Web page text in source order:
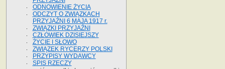
ODNOWIENIE ŻYCIA
ODCZYT O ZWIĄZKACH
PRZYJAŹNI 6 MAJA 1917 r.
ZWIĄZKI PRZYJAŹNI
CZŁOWIEK DZISIEJSZY
ŻYCIE I SŁOWO
ZWIĄZEK RYCERZY POLSKI
PRZYPISY WYDAWCY
SPIS RZECZY